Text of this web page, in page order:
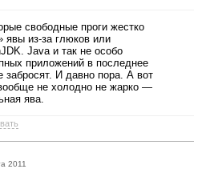
свободные проги жестко
явы из-за глюков или
Java и так не особо
приложений в последнее
забросят. И давно пора. А вот
не холодно не жарко —
ява.
2011